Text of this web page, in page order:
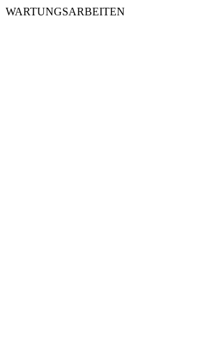
WARTUNGSARBEITEN